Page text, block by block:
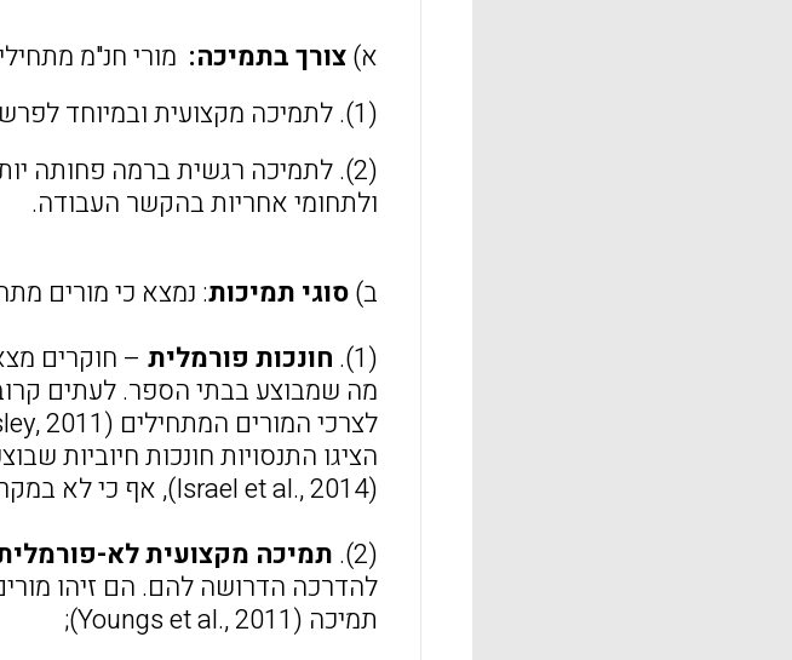
א)צורך בתמיכה: מורי חנ"מ
(1). לתמיכה מקצועית ובמיוחד לפרשנות של נורמות ותרבות ולהבנת מדיניות בית הספר;
(2). לתמיכה רגשית ברמה פחותה
ולתחומי אחריות בהקשר העבודה.
ב)סוגי תמיכות: נמצא כי מורים
(1).
חונכות פורמלית – חוקרים
מה שמבוצע בבתי הספר. לעתים
הציגו התנסויות חונכות חיוביות
(Israel et al., 2014), אף כי לא במקרים רבים;
(2).
תמיכה מקצועית לא-
להדרכה הדרושה להם. הם זיהו מורים
תמיכה (Youngs et al., 2011);